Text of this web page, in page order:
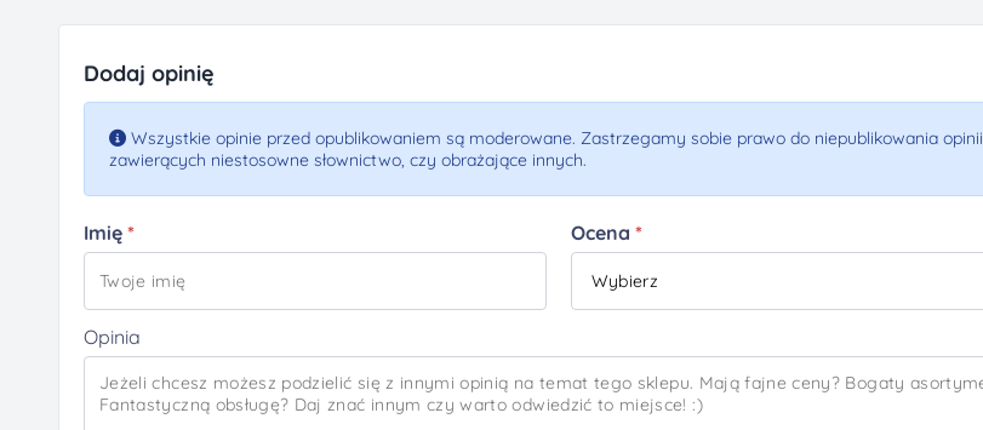
Dodaj opinię
Wszystkie opinie przed opublikowaniem są moderowane. Zastrzegamy sobie prawo do niepublikowania opinii
zawierących niestosowne słownictwo, czy obrażające innych.
Imię Ocena
Opinia